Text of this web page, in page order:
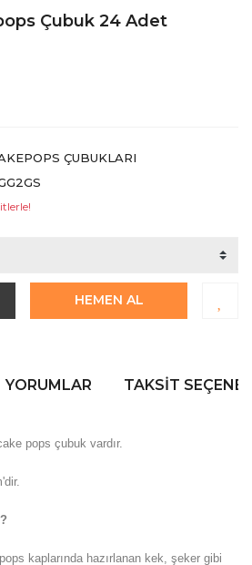
Çubuk 24 Adet
ÇUBUKLARI
HEMEN AL
YORUMLAR TAKSIT
pops çubuk vardır.
kaplarında hazırlanan kek, şeker gibi